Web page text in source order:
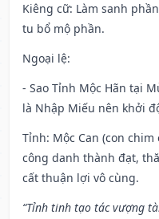
Kiêng cữ: Làm sanh
tu bổ mộ phần.
Ngoại lệ:
- Sao Tỉnh Mộc Hãn tại
là Nhập Miếu nên khởi
Tỉnh: Mộc Can (con
công danh thành đạt,
cất thuận lợi vô cùng.
“Tỉnh tinh tạo tác vượng